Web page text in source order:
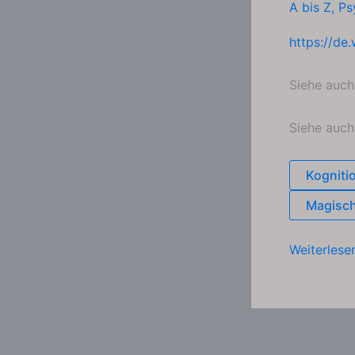
A bis Z,
https://
Siehe auch
Siehe auch
Evolution